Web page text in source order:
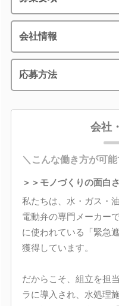
会社情報
応募方法
会社
＼こんな働き方が可能
＞＞モノづくりの面白
私たちは、水・ガス・
電動弁の専門メーカー
に使われている「緊急
獲得しています。
だからこそ、組立を担
ラに導入され、水処理